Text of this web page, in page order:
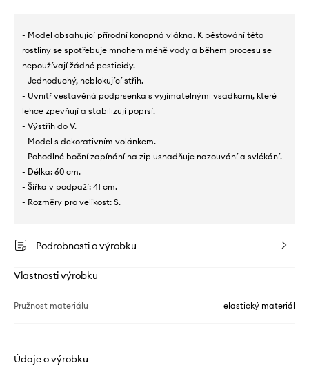
- Model obsahující přírodní konopná vlákna. K pěstování této
rostliny se spotřebuje mnohem méně vody a během procesu se
nepoužívají žádné pesticidy.
- Jednoduchý, neblokující střih.
- Uvnitř vestavěná podprsenka s vyjímatelnými vsadkami, které
lehce zpevňují a stabilizují poprsí.
- Výstřih do V.
- Model s dekorativním volánkem.
- Pohodlné boční zapínání na zip usnadňuje nazouvání a svlékání.
- Délka: 60 cm.
- Šířka v podpaží: 41 cm.
- Rozměry pro velikost: S.
Podrobnosti o výrobku
Vlastnosti výrobku
Pružnost materiálu elastický materiál
Údaje o výrobku